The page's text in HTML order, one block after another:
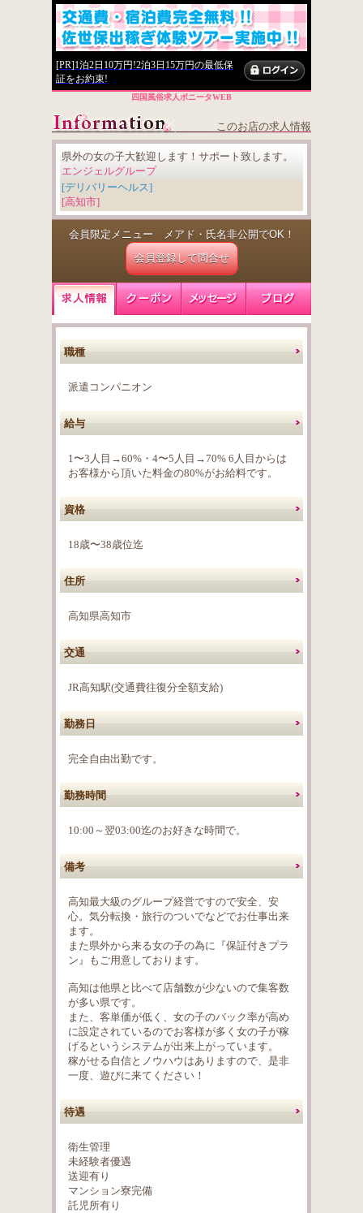
[PR]1泊2日10万円!2泊3日15万円の最低保
証をお約束!
四国風俗求人ボニータWEB
このお店の求人情報
県外の女の子大歓迎します！サポート致します。
エンジェルグループ
[デリバリーヘルス]
[高知市]
会員限定メニュー メアド・氏名非公開でOK！
会員登録して問合せ
職種
派遣コンパニオン
給与
1〜3人目→60%・4〜5人目→70% 6人目からは
お客様から頂いた料金の80%がお給料です。
資格
18歳〜38歳位迄
住所
高知県高知市
交通
JR高知駅(交通費往復分全額支給)
勤務日
完全自由出勤です。
勤務時間
10:00～翌03:00迄のお好きな時間で。
備考
高知最大級のグループ経営ですので安全、安
心。気分転換・旅行のついでなどでお仕事出来
ます。
また県外から来る女の子の為に『保証付きプラ
ン』もご用意しております。
高知は他県と比べて店舗数が少ないので集客数
が多い県です。
また、客単価が低く、女の子のバック率が高め
に設定されているのでお客様が多く女の子が稼
げるというシステムが出来上がっています。
稼がせる自信とノウハウはありますので、是非
一度、遊びに来てください！
待遇
衛生管理
未経験者優遇
送迎有り
マンション寮完備
託児所有り